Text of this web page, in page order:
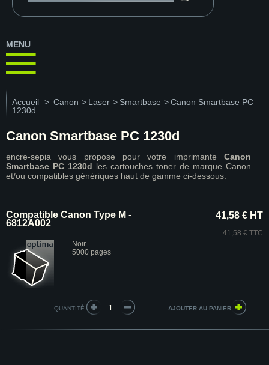
MENU
Accueil > Canon > Laser > Smartbase >Canon Smartbase PC
1230d
Canon Smartbase PC 1230d
encre-sepia vous propose pour votre imprimante Canon
Smartbase PC 1230d les cartouches toner de marque Canon
et/ou compatibles génériques haut de gamme ci-dessous:
Compatible Canon Type M -
6812A002
Noir
5000 pages
41,58 € HT
41,58 € TTC
QUANTITÉ